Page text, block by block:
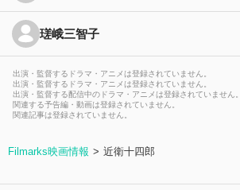
瑳峨三智子
出演・監督するドラマ・アニメは登録されていません。
出演・監督するドラマ・アニメは登録されていません。
出演・監督する配信中のドラマ・アニメは登録されていません。
関連する予告編・動画は登録されていません。
関連記事は登録されていません。
Filmarks映画情報 近衛十四郎